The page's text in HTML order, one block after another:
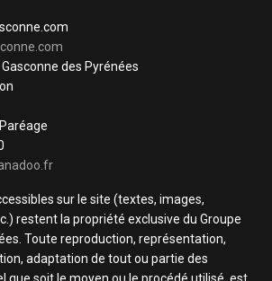
des Pyrénées
sur le site (textes, images,
restent la propriété exclusive du Groupe
Toute reproduction, représentation,
adaptation de tout ou partie des